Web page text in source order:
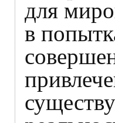
для
в